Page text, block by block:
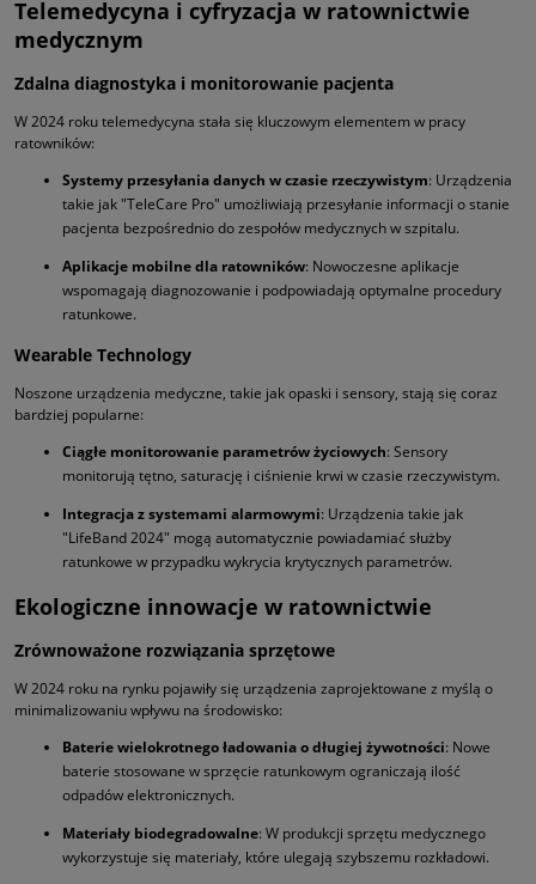
Telemedycyna i cyfryzacja w ratownictwie
medycznym
Zdalna diagnostyka i monitorowanie pacjenta
W 2024 roku telemedycyna stała się kluczowym elementem w pracy
ratowników:
Systemy przesyłania danych w czasie rzeczywistym: Urządzenia
takie jak "TeleCare Pro" umożliwiają przesyłanie informacji o stanie
pacjenta bezpośrednio do zespołów medycznych w szpitalu.
Aplikacje mobilne dla ratowników: Nowoczesne aplikacje
wspomagają diagnozowanie i podpowiadają optymalne procedury
ratunkowe.
Wearable Technology
Noszone urządzenia medyczne, takie jak opaski i sensory, stają się coraz
bardziej popularne:
Ciągłe monitorowanie parametrów życiowych: Sensory
monitorują tętno, saturację i ciśnienie krwi w czasie rzeczywistym.
Integracja z systemami alarmowymi: Urządzenia takie jak
"LifeBand 2024" mogą automatycznie powiadamiać służby
ratunkowe w przypadku wykrycia krytycznych parametrów.
Ekologiczne innowacje w ratownictwie
Zrównoważone rozwiązania sprzętowe
W 2024 roku na rynku pojawiły się urządzenia zaprojektowane z myślą o
minimalizowaniu wpływu na środowisko:
Baterie wielokrotnego ładowania o długiej żywotności: Nowe
baterie stosowane w sprzęcie ratunkowym ograniczają ilość
odpadów elektronicznych.
Materiały biodegradowalne: W produkcji sprzętu medycznego
wykorzystuje się materiały, które ulegają szybszemu rozkładowi.